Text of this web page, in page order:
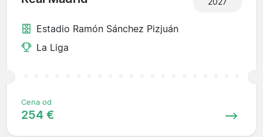
Estadio Ramón Sánchez Pizjuán
La Liga
Cena od
254 €